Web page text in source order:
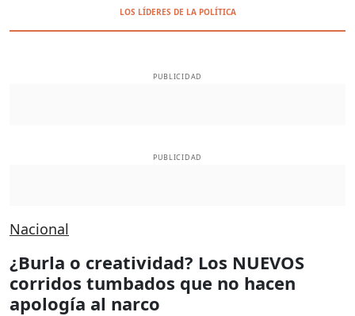
LOS LÍDERES DE LA POLÍTICA
PUBLICIDAD
PUBLICIDAD
Nacional
¿Burla o creatividad? Los NUEVOS
corridos tumbados que no hacen
apología al narco